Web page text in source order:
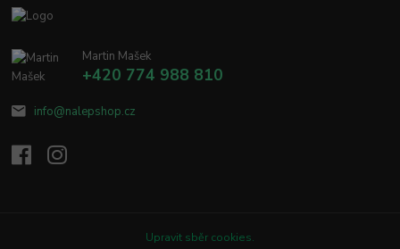
Martin Mašek
+420 774 988 810
info@nalepshop.cz
Upravit sběr cookies.